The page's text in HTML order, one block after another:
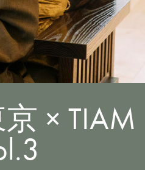
× TIAM